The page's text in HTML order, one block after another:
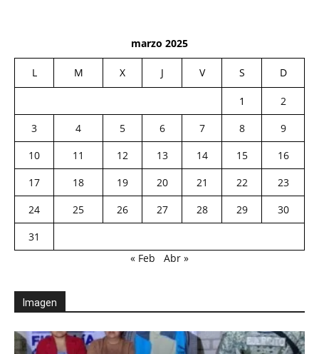
marzo 2025
L M X J V S D
1
2
3
4 5 6 7 8
9
10
11 12 13 14 15
16
17
18 19 20 21 22
23
24
25 26 27 28 29
30
31
« Feb
Abr »
Imagen